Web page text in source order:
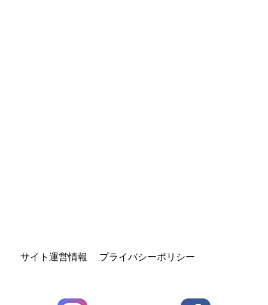
サイト運営情報 プライバシーポリシー